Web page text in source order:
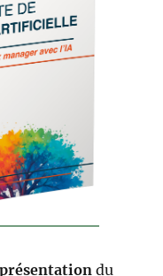
présentationdu